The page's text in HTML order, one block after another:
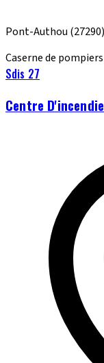
Pont-Authou (27290)
Caserne de pompiers
Sdis 27
Centre